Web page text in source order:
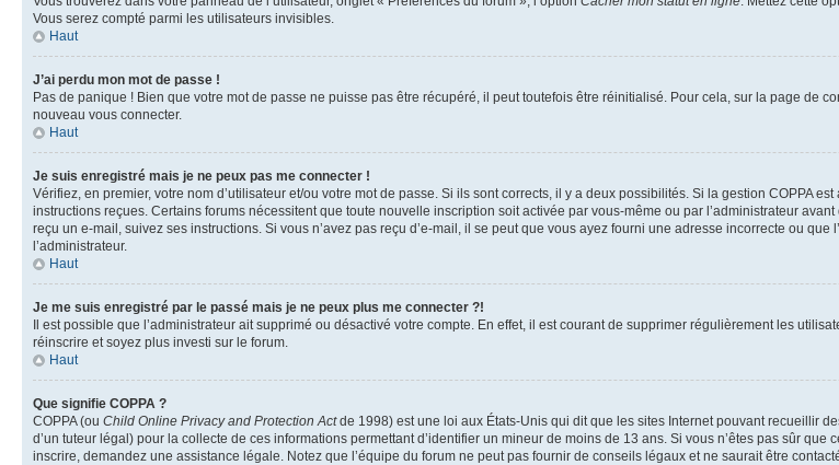
Vous serez compté parmi les utilisateurs invisibles.
Haut
J’ai perdu mon mot de passe !
Pas de panique ! Bien que votre mot de passe ne puisse pas être récupéré, il peut toutefois être réinitialisé. Pour cela, sur la page de
nouveau vous connecter.
Haut
Je suis enregistré mais je ne peux pas me connecter !
Vérifiez, en premier, votre nom d’utilisateur et/ou votre mot de passe. Si ils sont corrects, il y a deux possibilités. Si la gestion COPPA
instructions reçues. Certains forums nécessitent que toute nouvelle inscription soit activée par vous-même ou par l’administrateur
reçu un e-mail, suivez ses instructions. Si vous n’avez pas reçu d’e-mail, il se peut que vous ayez fourni une adresse incorrecte ou
l’administrateur.
Haut
Je me suis enregistré par le passé mais je ne peux plus me connecter ?!
Il est possible que l’administrateur ait supprimé ou désactivé votre compte. En effet, il est courant de supprimer régulièrement les
réinscrire et soyez plus investi sur le forum.
Haut
Que signifie COPPA ?
COPPA (ou Child Online Privacy and Protection Actde 1998) est une loi aux États-Unis qui dit que les sites Internet pouvant recueillir
d’un tuteur légal) pour la collecte de ces informations permettant d’identifier un mineur de moins de 13 ans. Si vous n’êtes pas sûr
inscrire, demandez une assistance légale. Notez que l’équipe du forum ne peut pas fournir de conseils légaux et ne saurait être